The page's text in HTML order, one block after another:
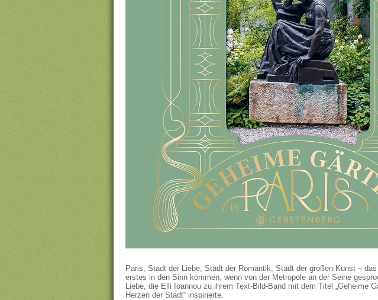
Paris, Stadt der Liebe, Stadt der Romantik, Stadt der großen Kunst –
erstes in den Sinn kommen, wenn von der Metropole an der Seine
Liebe, die Elli Ioannou zu ihrem Text-Bild-Band mit dem Titel „Geheime
Herzen der Stadt“ inspirierte.